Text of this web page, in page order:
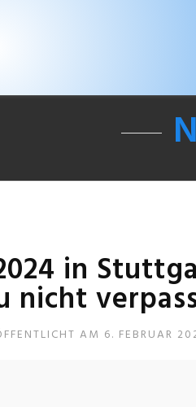
in
nicht
AM 6. FEBRUAR